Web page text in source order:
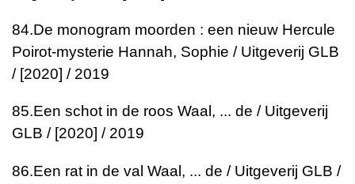
84.De monogram moorden : een nieuw Hercule
Poirot-mysterie Hannah, Sophie / Uitgeverij GLB
/ [2020] / 2019
85.Een schot in de roos Waal, ... de / Uitgeverij
GLB / [2020] / 2019
86.Een rat in de val Waal, ... de / Uitgeverij GLB /